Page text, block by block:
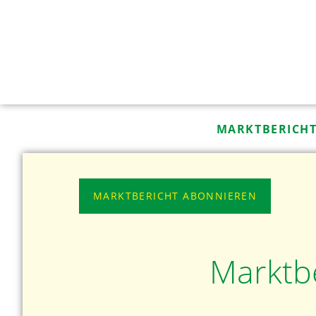
MARKTBERICHT ABONNIEREN